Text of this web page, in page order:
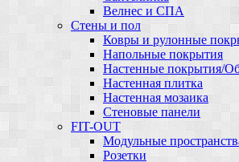
Велнес и СПА
Стены и пол
Ковры и рулонные
Напольные покрытия
Настенные покрытия/
Настенная плитка
Настенная мозаика
Стеновые панели
FIT-OUT
Модульные
Розетки